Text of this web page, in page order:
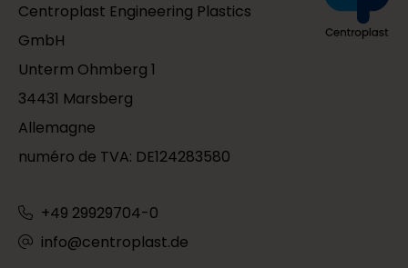
Centroplast Engineering Plastics
GmbH
Unterm Ohmberg 1
34431 Marsberg
Allemagne
numéro de TVA: DE124283580
+49 29929704-0
info@centroplast.de